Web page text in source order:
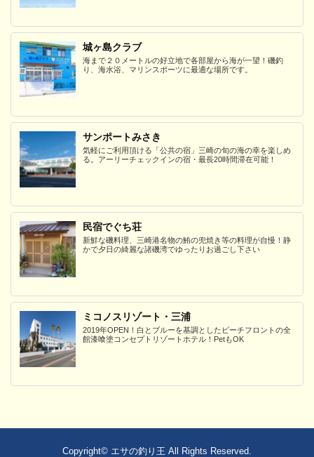
城ヶ島クラブ
海まで２０メートルの好立地で各部屋から海が一望！磯釣
り、海水浴、マリンスポーツに最適な場所です。
サンポートみさき
気軽にご利用頂ける「公共の宿」三崎の旬の海の幸を楽しめ
る。アーリーチェックインの宿・最長20時間滞在可能！
民宿でぐち荘
新鮮な磯料理、三崎港名物の鮪の兜焼き等の料理が自慢！静
かで夕日の綺麗な諸磯湾でゆったりお過ごし下さい
ミコノスリゾート・三浦
2019年OPEN！白とブルーを基調としたビーチフロントの全
館漆喰塗コンセプトリゾートホテル！PetもOK
Copyright© エサの釣り王 All Rights Reserved.